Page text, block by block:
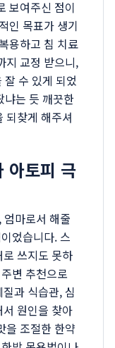
보여주신 점이
인 목표가 생기
용하고 침 치료
지 교정 받으니,
수 있게 되었
냐는 듯 깨끗한
되찾게 해주셔
아토피 극
마로서 해줄
었습니다. 스
쓰지도 못하
변 추천으로
과 식습관, 심
원인을 찾아
을 조절한 한약